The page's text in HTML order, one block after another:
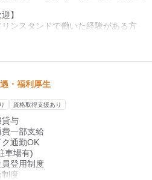
】
リンスタンドで働いた経験がある方
位ですぐなれます♪
・福利厚生
資格取得支援あり
与
一部支給
通勤OK
車場有)
登用制度
度